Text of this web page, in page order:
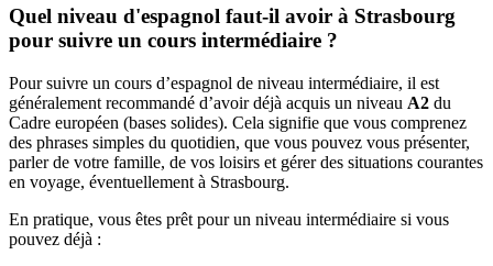
Quel niveau d'espagnol faut-il avoir à Strasbourg
pour suivre un cours intermédiaire ?
Pour suivre un cours d’espagnol de niveau intermédiaire, il est
généralement recommandé d’avoir déjà acquis un niveau A2 du
Cadre européen (bases solides). Cela signifie que vous comprenez
des phrases simples du quotidien, que vous pouvez vous présenter,
parler de votre famille, de vos loisirs et gérer des situations courantes
en voyage, éventuellement à Strasbourg.
En pratique, vous êtes prêt pour un niveau intermédiaire si vous
pouvez déjà :